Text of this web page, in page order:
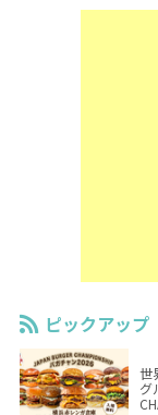
ピックアップ
世
グ